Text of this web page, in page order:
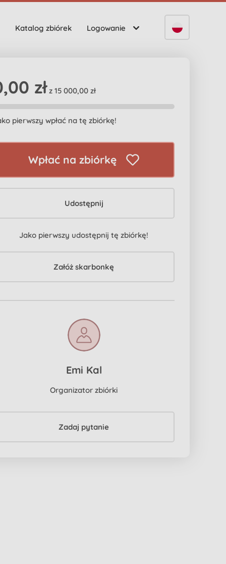
Katalog zbiórek Logowanie
zł z 15 000,00 zł
pierwszy wpłać na tę zbiórkę!
Wpłać na zbiórkę
Udostępnij
Jako pierwszy udostępnij tę zbiórkę!
Załóż skarbonkę
Emi Kal
Organizator zbiórki
Zadaj pytanie